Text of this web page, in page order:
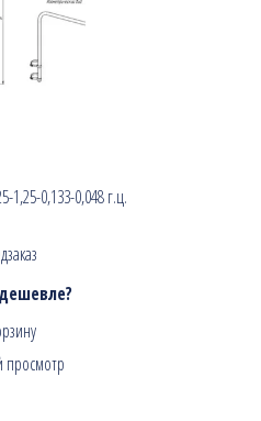
1,25-0,133-0,048 г.ц.
просмотр